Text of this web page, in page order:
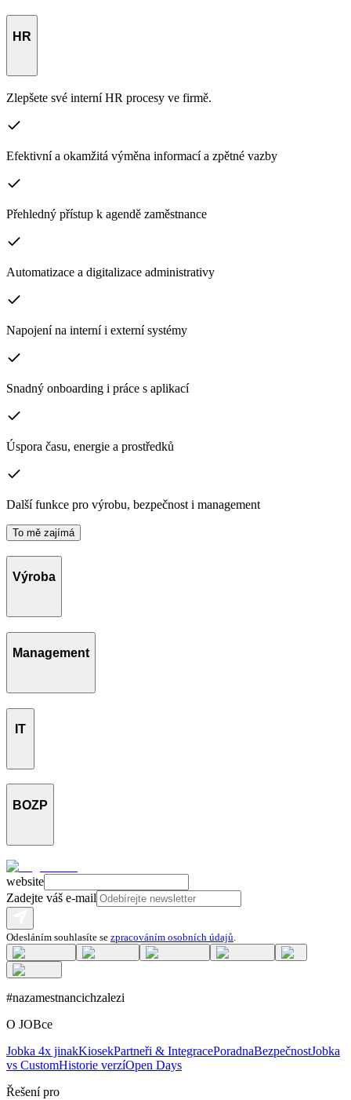
HR
Zlepšete své interní HR procesy ve firmě.
Efektivní a okamžitá výměna informací a zpětné vazby
Přehledný přístup k agendě zaměstnance
Automatizace a digitalizace administrativy
Napojení na interní i externí systémy
Snadný onboarding i práce s aplikací
Úspora času, energie a prostředků
Další funkce pro výrobu, bezpečnost i management
To mě zajímá
Výroba
Management
IT
BOZP
website
Zadejte váš e-mail
Odesláním souhlasíte se zpracováním osobních údajů.
#nazamestnancichzalezi
O JOBce
Jobka 4x jinakKiosekPartneři & IntegracePoradnaBezpečnostJobka
vs CustomHistorie verzíOpen Days
Řešení pro